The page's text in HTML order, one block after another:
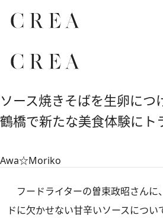
ソース焼きそばを生卵につ
鶴橋で新たな美食体験にト
Awa☆Moriko
フードライターの曽束政昭さんに
ドに欠かせない甘辛いソースについ